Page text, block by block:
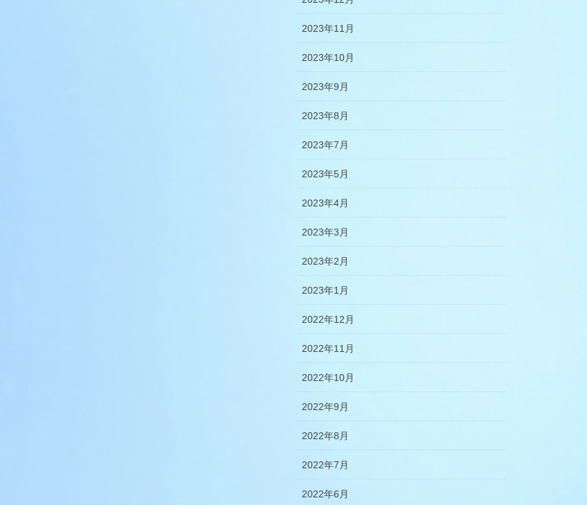
2023年11月
2023年10月
2023年9月
2023年8月
2023年7月
2023年5月
2023年4月
2023年3月
2023年2月
2023年1月
2022年12月
2022年11月
2022年10月
2022年9月
2022年8月
2022年7月
2022年6月